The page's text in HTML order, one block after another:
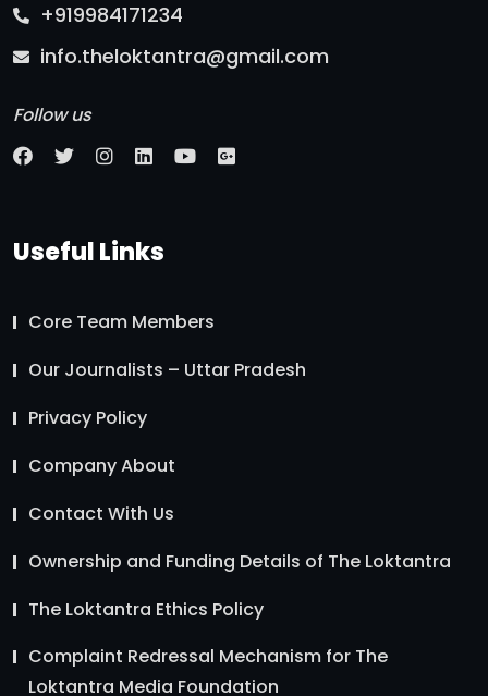
+919984171234
info.theloktantra@gmail.com
Follow us
Useful Links
Core Team Members
Our Journalists – Uttar Pradesh
Privacy Policy
Company About
Contact With Us
Ownership and Funding Details of The Loktantra
The Loktantra Ethics Policy
Complaint Redressal Mechanism for The
Loktantra Media Foundation